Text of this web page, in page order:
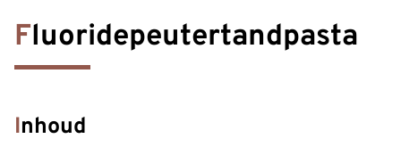
Fluoridepeutertandpasta
Inhoud